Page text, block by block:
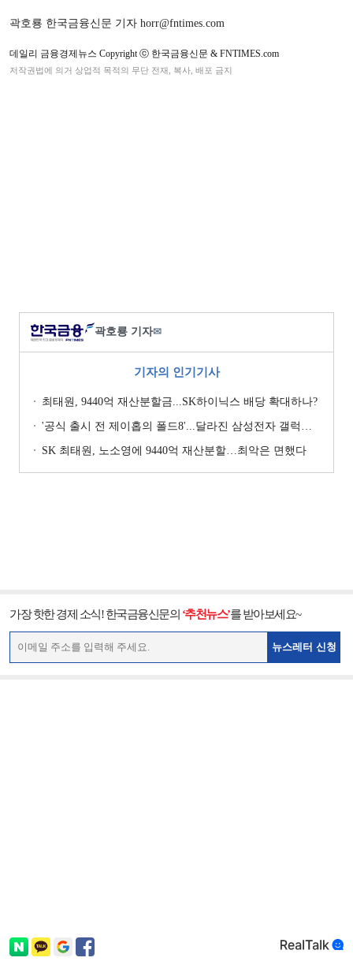
곽호룡 한국금융신문 기자 horr@fntimes.com
데일리 금융경제뉴스 Copyright ⓒ 한국금융신문 & FNTIMES.com
저작권법에 의거 상업적 목적의 무단 전재, 복사, 배포 금지
곽호룡 기자✉
기자의 인기기사
최태원, 9440억 재산분할금...SK하이닉스 배당 확대하나?
'공식 출시 전 제이홉의 폴드8'...달라진 삼성전자 갤럭시 마케팅?
SK 최태원, 노소영에 9440억 재산분할…최악은 면했다
가장 핫한 경제 소식! 한국금융신문의 ‘추천뉴스’를 받아보세요~
뉴스레터 신청